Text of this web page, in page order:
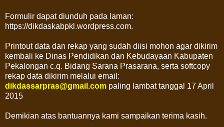
Formulir dapat diunduh pada laman:
https://dikdaskabpkl.wordpress.com.
Printout data dan rekap yang sudah diisi mohon agar dikirim
kembali ke Dinas Pendidikan dan Kebudayaan Kabupaten
Pekalongan c.q. Bidang Sarana Prasarana, serta softcopy
rekap data dikirim melalui email:
dikdassarpras@gmail.com paling lambat tanggal 17 April
2015
Demikian atas bantuannya kami sampaikan terima kasih.